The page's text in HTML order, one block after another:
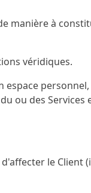
manière à
véridiques.
espace
ou des Services
le Client